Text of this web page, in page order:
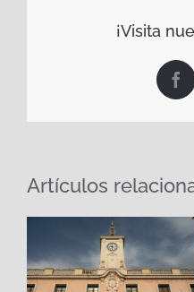
¡Visita
Artículos